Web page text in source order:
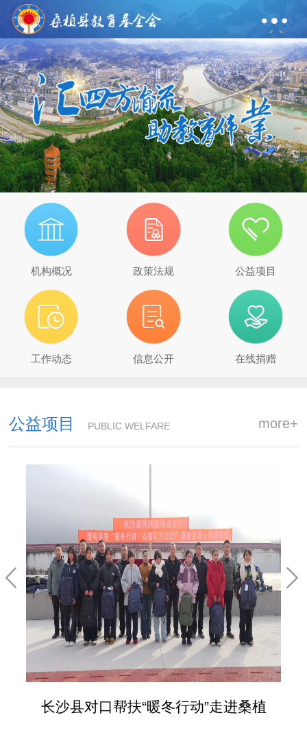
机构概况 政策法规 公益项目
工作动态 信息公开 在线捐赠
公益项目 PUBLIC WELFARE more+
长沙县对口帮扶“暖冬行动”走进桑植